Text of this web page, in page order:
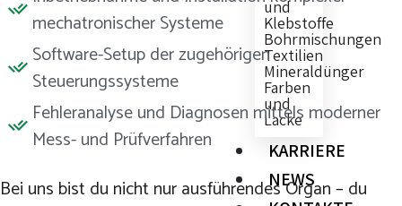
und
Klebstoffe
Bohrmischungen
Textilien
Mineraldünger
Farben
und
Lacke
KARRIERE
NEWS
mechatronischer Systeme
Software-Setup der zugehörigen
Steuerungssysteme
Fehleranalyse und Diagnosen mittels moderner
Mess- und Prüfverfahren
Bei uns bist du nicht nur ausführendes Organ – du